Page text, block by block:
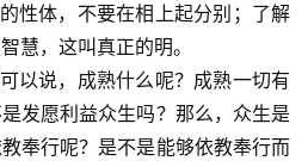
性体，不要在相上起分别；了解
慧，这叫真正的明。
以说，成熟什么呢？成熟一切有
发愿利益众生吗？那么，众生是
奉行呢？是不是能够依教奉行而